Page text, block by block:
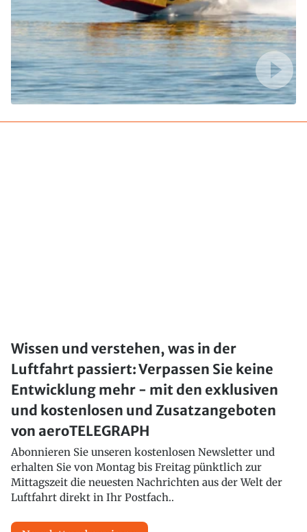
Wissen und verstehen, was in der
Luftfahrt passiert: Verpassen Sie keine
Entwicklung mehr - mit den exklusiven
und kostenlosen und Zusatzangeboten
von aeroTELEGRAPH
Abonnieren Sie unseren kostenlosen Newsletter und
erhalten Sie von Montag bis Freitag pünktlich zur
Mittagszeit die neuesten Nachrichten aus der Welt der
Luftfahrt direkt in Ihr Postfach..